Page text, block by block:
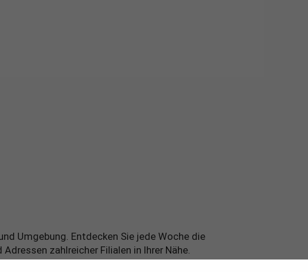
Umgebung. Entdecken Sie jede Woche die
zahlreicher Filialen in Ihrer Nähe.